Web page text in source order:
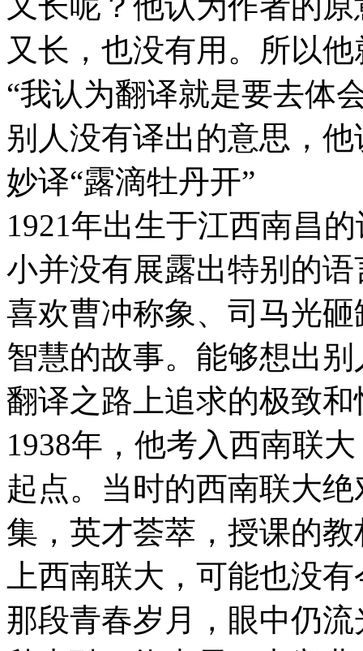
又长，也没有用。所以
“我认为翻译就是要去体
别人没有译出的意思，
妙译“露滴牡丹开”
1921年出生于江西南昌
小并没有展露出特别的
喜欢曹冲称象、司马光
智慧的故事。能够想出
翻译之路上追求的极致和
1938年，他考入西南联
起点。当时的西南联大
集，英才荟萃，授课的
上西南联大，可能也没
那段青春岁月，眼中仍